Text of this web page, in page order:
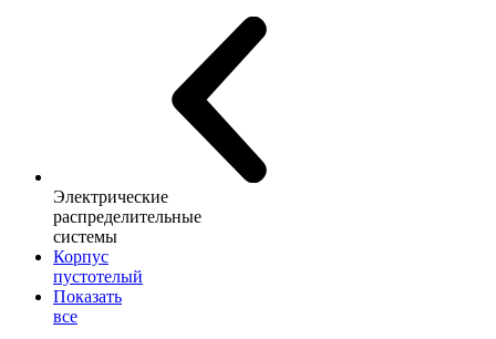
Электрические
распределительные
системы
Корпус
пустотелый
Показать
все